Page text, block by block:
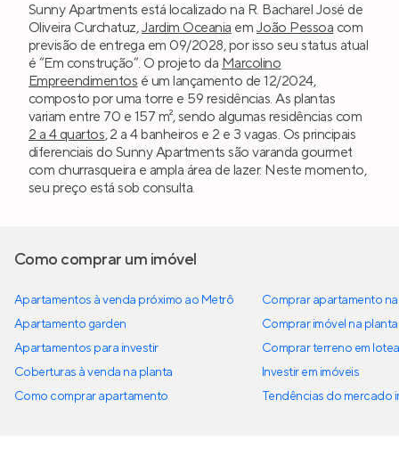
Sunny Apartments está localizado na R. Bacharel José de
Oliveira Curchatuz,Jardim Oceania em João Pessoa com
previsão de entrega em 09/2028, por isso seu status atual
é “Em construção”. O projeto da Marcolino
Empreendimentos é um lançamento de 12/2024,
composto por uma torre e 59 residências. As plantas
variam entre 70 e 157 m², sendo algumas residências com
2 a 4 quartos, 2 a 4 banheiros e 2 e 3 vagas. Os principais
diferenciais do Sunny Apartments são varanda gourmet
com churrasqueira e ampla área de lazer. Neste momento,
seu preço está sob consulta.
Como comprar um imóvel
Apartamentos à venda próximo ao Metrô
Apartamento garden
Apartamentos para investir
Coberturas à venda na planta
Como comprar apartamento
Comprar apartamento
Comprar imóvel na planta
Comprar terreno em
Investir em imóveis
Tendências do mercado